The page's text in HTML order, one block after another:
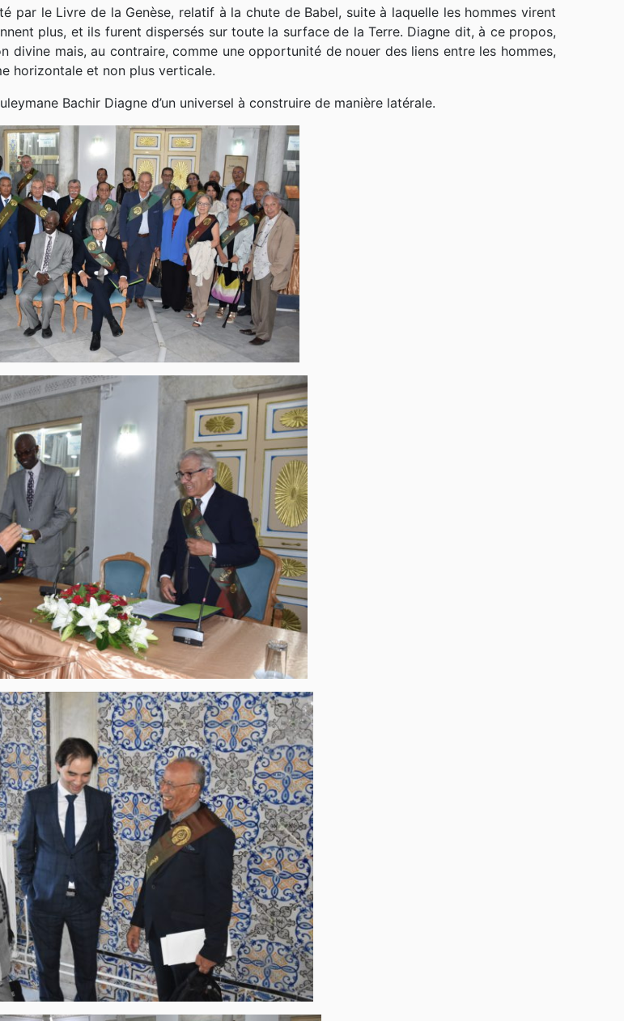
par le Livre de la Genèse, relatif à la chute de Babel, suite à laquelle les hommes virent
plus, et ils furent dispersés sur toute la surface de la Terre. Diagne dit, à ce propos,
mais, au contraire, comme une opportunité de nouer des liens entre les hommes,
horizontale et non plus verticale.
Bachir Diagne d’un universel à construire de manière latérale.